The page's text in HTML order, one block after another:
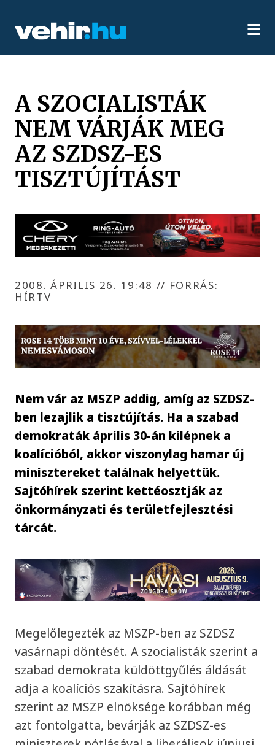
A SZOCIALISTÁK
NEM VÁRJÁK MEG
AZ SZDSZ-ES
TISZTÚJÍTÁST
2008. ÁPRILIS 26. 19:48 // FORRÁS:
HÍRTV
Nem vár az MSZP addig, amíg az SZDSZ-
ben lezajlik a tisztújítás. Ha a szabad
demokraták április 30-án kilépnek a
koalícióból, akkor viszonylag hamar új
minisztereket találnak helyettük.
Sajtóhírek szerint kettéosztják az
önkormányzati és területfejlesztési
tárcát.
Megelőlegezték az MSZP-ben az SZDSZ
vasárnapi döntését. A szocialisták szerint a
szabad demokrata küldöttgyűlés áldását
adja a koalíciós szakításra. Sajtóhírek
szerint az MSZP elnöksége korábban még
azt fontolgatta, bevárják az SZDSZ-es